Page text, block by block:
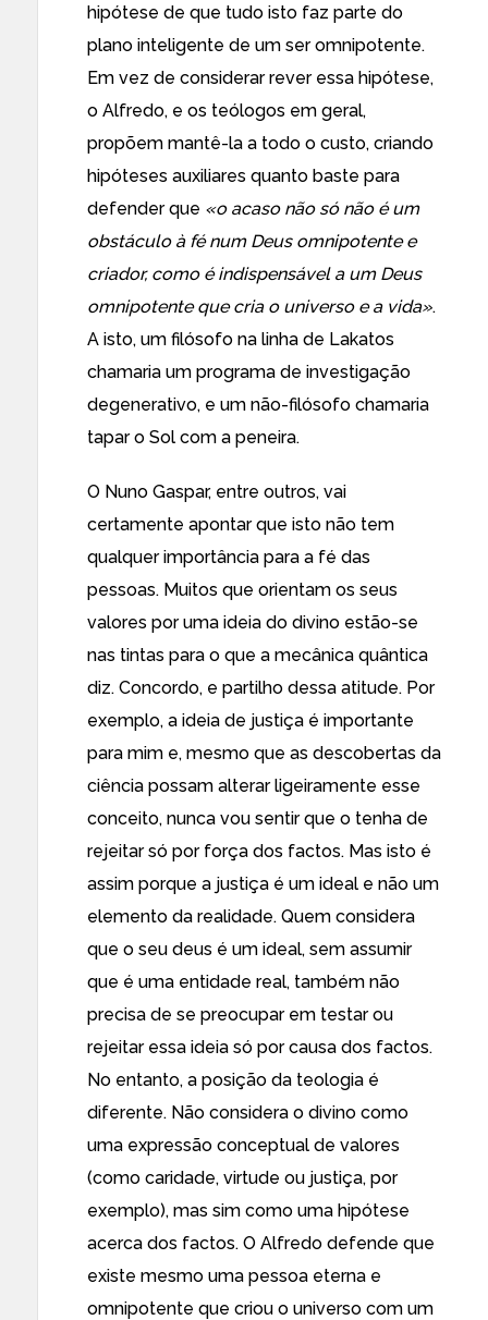
hipótese de que tudo isto faz parte do
plano inteligente de um ser omnipotente.
Em vez de considerar rever essa hipótese,
o Alfredo, e os teólogos em geral,
propõem mantê-la a todo o custo, criando
hipóteses auxiliares quanto baste para
defender que «o acaso não só não é um
obstáculo à fé num Deus omnipotente e
criador, como é indispensável a um Deus
omnipotente que cria o universo e a vida».
A isto, um filósofo na linha de Lakatos
chamaria um programa de investigação
degenerativo, e um não-filósofo chamaria
tapar o Sol com a peneira.
O Nuno Gaspar, entre outros, vai
certamente apontar que isto não tem
qualquer importância para a fé das
pessoas. Muitos que orientam os seus
valores por uma ideia do divino estão-se
nas tintas para o que a mecânica quântica
diz. Concordo, e partilho dessa atitude. Por
exemplo, a ideia de justiça é importante
para mim e, mesmo que as descobertas da
ciência possam alterar ligeiramente esse
conceito, nunca vou sentir que o tenha de
rejeitar só por força dos factos. Mas isto é
assim porque a justiça é um ideal e não um
elemento da realidade. Quem considera
que o seu deus é um ideal, sem assumir
que é uma entidade real, também não
precisa de se preocupar em testar ou
rejeitar essa ideia só por causa dos factos.
No entanto, a posição da teologia é
diferente. Não considera o divino como
uma expressão conceptual de valores
(como caridade, virtude ou justiça, por
exemplo), mas sim como uma hipótese
acerca dos factos. O Alfredo defende que
existe mesmo uma pessoa eterna e
omnipotente que criou o universo com um